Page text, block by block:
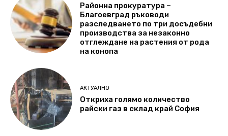
Районна прокуратура –
Благоевград ръководи
разследването по три досъдебни
производства за незаконно
отглеждане на растения от рода
на конопа
АКТУАЛНО
Откриха голямо количество
райски газ в склад край София